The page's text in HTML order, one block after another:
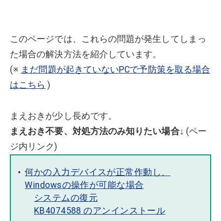
このページでは、これらの問題が発生してしまっ
た場合の解決方法を紹介しています。
(※ まだ問題が起きていないPCで予防策を取る場合
はこちら )
まえおきが少し長めです。
まえおき不要、対処方法のみ知りたい場合↓ (ペー
ジ内リンク)
何かの入力デバイスが正常作動し、
Windowsの操作が可能な場合
システムの復元
KB4074588 のアンインストール